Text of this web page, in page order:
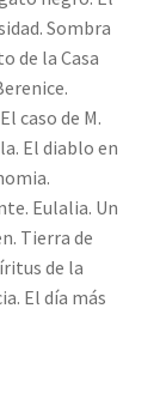
Sombra
de la Casa
caso de M.
El diablo en
Eulalia. Un
Tierra de
de la
El día más